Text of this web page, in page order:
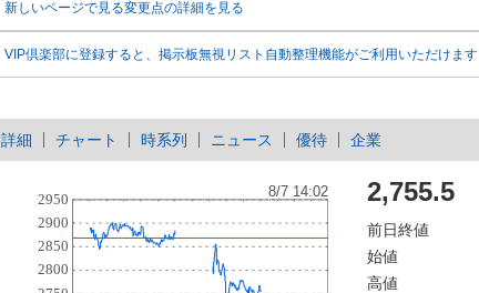
新しいページで見る変更点の詳細を見る
VIP倶楽部に登録すると、掲示板無視リスト自動整理機能がご利用いただけます
詳細 チャート 時系列 ニュース 優待 企業
2,755.5
前日終値
始値
高値